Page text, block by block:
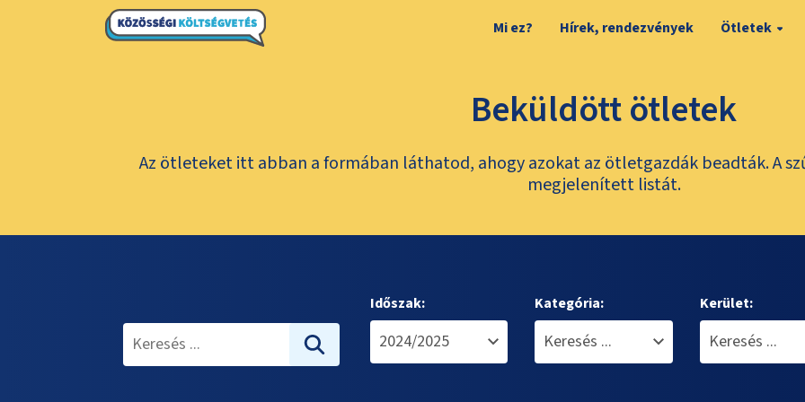
Mi ez? Hírek, rendezvények Ötletek
Beküldött ötletek
Az ötleteket itt abban a formában láthatod, ahogy azokat az ötletgazdák beadták. A
megjelenített listát.
Időszak: Kategória: Kerület: